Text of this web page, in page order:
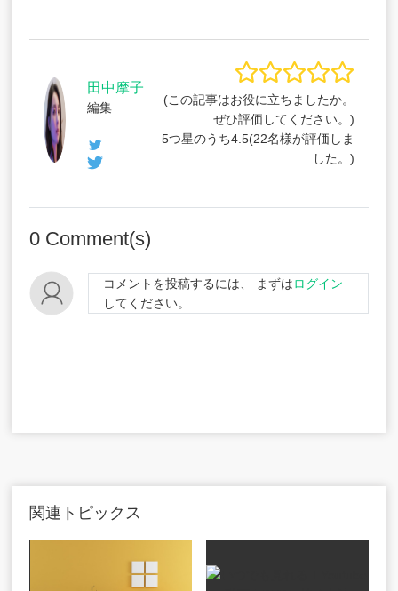
田中摩子
編集
(この記事はお役に立ちましたか。
ぜひ評価してください。)
5つ星のうち4.5(22名様が評価しま
した。)
0 Comment(s)
コメントを投稿するには、 まずはログイン
してください。
関連トピックス